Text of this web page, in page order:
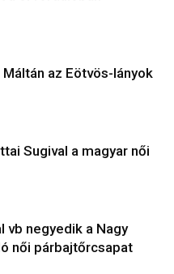
az Eötvös-lányok
Sugival a magyar női
vb negyedik a Nagy
női párbajtőrcsapat